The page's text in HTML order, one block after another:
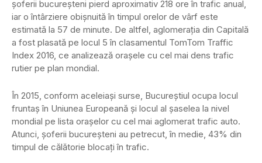
şoferii bucureşteni pierd aproximativ 218 ore în trafic anual,
iar o întârziere obişnuită în timpul orelor de vârf este
estimată la 57 de minute. De altfel, aglomeraţia din Capitală
a fost plasată pe locul 5 în clasamentul TomTom Traffic
Index 2016, ce analizează oraşele cu cel mai dens trafic
rutier pe plan mondial.
În 2015, conform aceleiaşi surse, Bucureştiul ocupa locul
fruntaş în Uniunea Europeană şi locul al şaselea la nivel
mondial pe lista oraşelor cu cel mai aglomerat trafic auto.
Atunci, şoferii bucureşteni au petrecut, în medie, 43% din
timpul de călătorie blocaţi în trafic.